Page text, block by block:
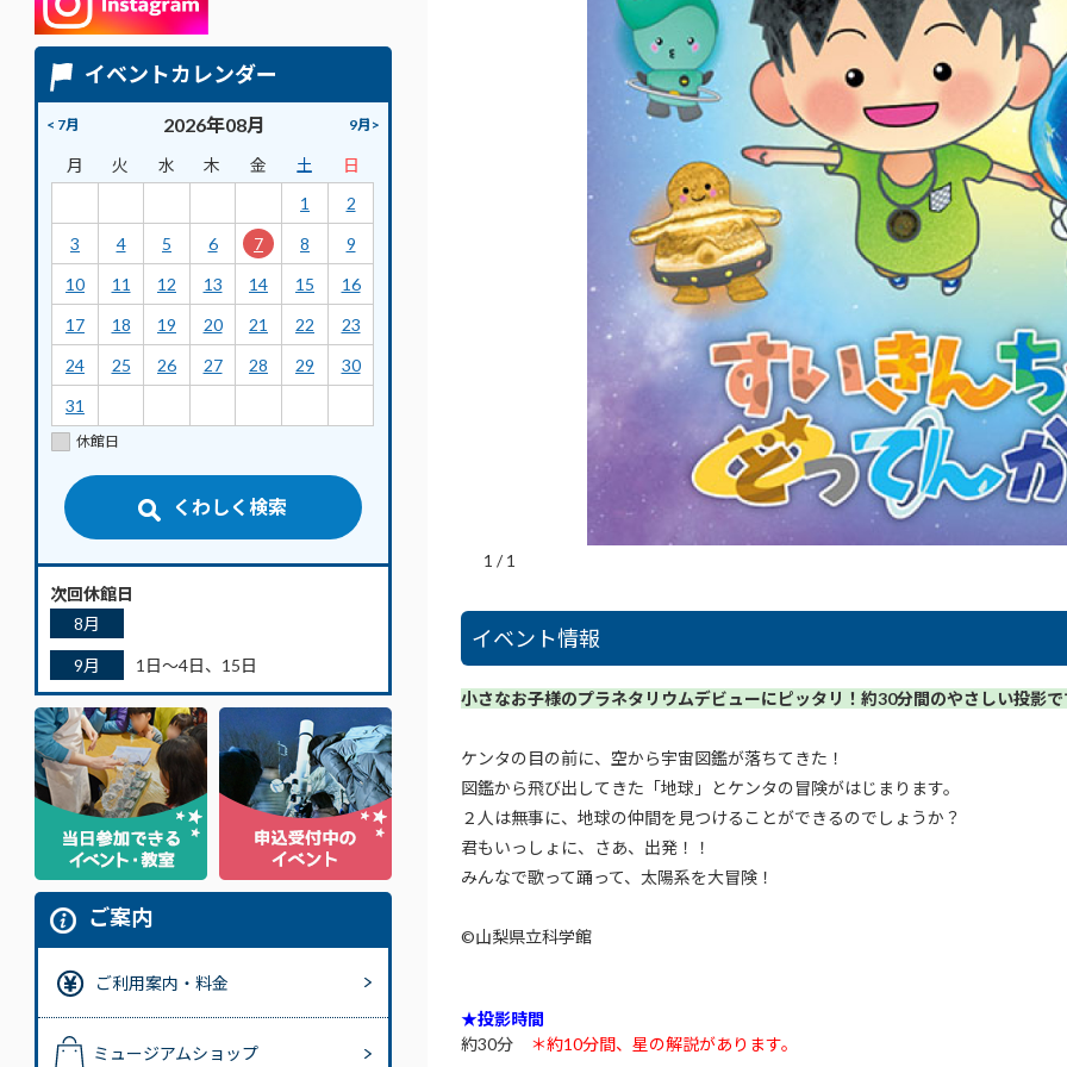
イベントカレンダー
< 7月 2026年08月 9月>
月 火 水 木 金 土
日
1
2
3
4 5 6 7 8
9
10
11 12 13 14 15
16
17
18 19 20 21 22
23
24
25 26 27 28 29
30
31
休館日
くわしく検索
次回休館日
8月
9月 1日～4日、15日
ご案内
ご利用案内・料金
ミュージアムショップ
1 /1
イベント情報
小さなお子様のプラネタリウムデビューにピッタリ！約30分間のやさしい投影で
ケンタの目の前に、空から宇宙図鑑が落ちてきた！
図鑑から飛び出してきた「地球」とケンタの冒険がはじまります。
２人は無事に、地球の仲間を見つけることができるのでしょうか？
君もいっしょに、さあ、出発！！
みんなで歌って踊って、太陽系を大冒険！
©山梨県立科学館
★投影時間
約30分 ＊約10分間、星の解説があります。